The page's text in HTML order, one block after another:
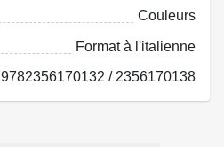
Couleurs
Format à l'italienne
9782356170132 / 2356170138